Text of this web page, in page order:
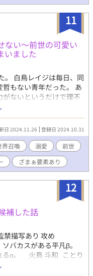
11
ない〜前世の可愛い
いました
。 白鳥レイジは毎日、同
もない青年だった。 あ
ないというだけで理不
けられた上で、あらた
に無装備で拘束した状
殺されそうになった時、
なる。 冷たく冷血な化
この世界の誰よりも親
、そのまま魔王様にお
て、完全な悪だといわ
の驕りとを理解した
生まれ変わりであるこ
日 2024.11.26 登録日 2024.10.31
界召喚 溺愛
前世
ざまぁ要素あり
12
補した話
禁描写あり 攻め
カスがある平凡β。
るα。 火鳥 斗和 ことり
つけようとしたので、
神崎の許嫁（Ω）。顔